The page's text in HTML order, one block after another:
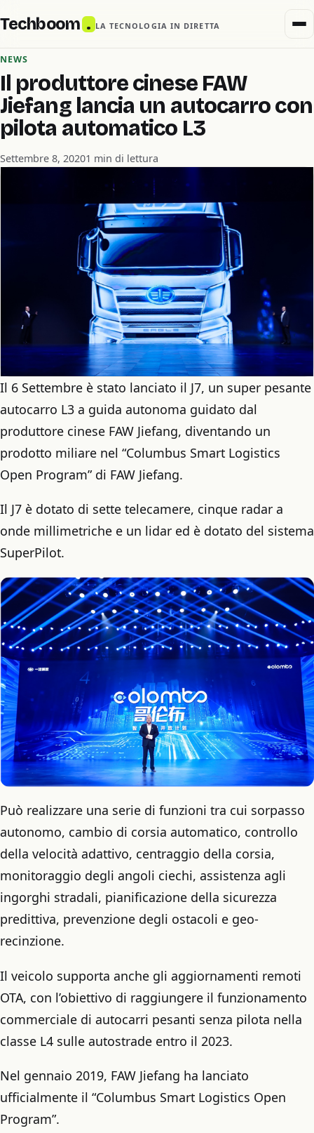
Techboom . LA TECNOLOGIA IN DIRETTA
NEWS
Il produttore cinese FAW
Jiefang lancia un autocarro con
pilota automatico L3
Settembre 8, 20201 min di lettura
Il 6 Settembre è stato lanciato il J7, un super pesante
autocarro L3 a guida autonoma guidato dal
produttore cinese FAW Jiefang, diventando un
prodotto miliare nel “Columbus Smart Logistics
Open Program” di FAW Jiefang.
Il J7 è dotato di sette telecamere, cinque radar a
onde millimetriche e un lidar ed è dotato del sistema
SuperPilot.
Può realizzare una serie di funzioni tra cui sorpasso
autonomo, cambio di corsia automatico, controllo
della velocità adattivo, centraggio della corsia,
monitoraggio degli angoli ciechi, assistenza agli
ingorghi stradali, pianificazione della sicurezza
predittiva, prevenzione degli ostacoli e geo-
recinzione.
Il veicolo supporta anche gli aggiornamenti remoti
OTA, con l’obiettivo di raggiungere il funzionamento
commerciale di autocarri pesanti senza pilota nella
classe L4 sulle autostrade entro il 2023.
Nel gennaio 2019, FAW Jiefang ha lanciato
ufficialmente il “Columbus Smart Logistics Open
Program”.